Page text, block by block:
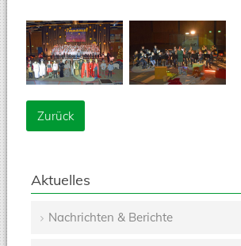
Zurück
Aktuelles
Nachrichten & Berichte